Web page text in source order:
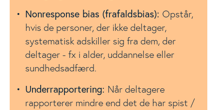
Nonresponse bias (frafaldsbias): Opstår,
hvis de personer, der ikke deltager,
systematisk adskiller sig fra dem, der
deltager - fx i alder, uddannelse eller
sundhedsadfærd.
Underrapportering: Når deltagere
rapporterer mindre end det de har spist /